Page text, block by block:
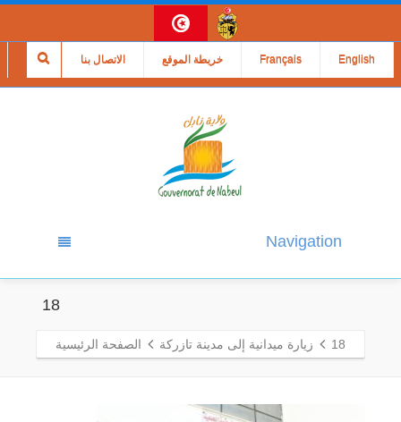
الاتصال بنا خريطة الموقع Français English
Navigation
18
18 زيارة ميدانية إلى مدينة تازركة الصفحة الرئيسية